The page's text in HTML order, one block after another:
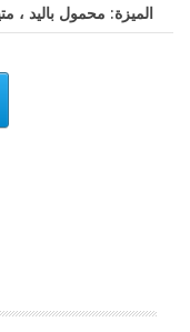
الميزة: محمول باليد ،